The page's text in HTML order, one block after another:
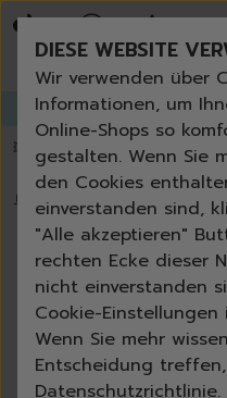
GANGLETTER
💥 Fugenbürste gratis ab 60 €
🏠 › Reinigung
Reinigung und
Schuhen vor
Catrin Jungs-Ziecik 05-
DIESE WEBSITE
Wir verwenden über
Informationen, um
Online-Shops so
gestalten. Wenn Sie
den Cookies
einverstanden sind,
"Alle akzeptieren"
rechten Ecke dieser
nicht einverstanden
Cookie-Einstellungen
Wenn Sie mehr
Entscheidung
Datenschutzrichtlinie.